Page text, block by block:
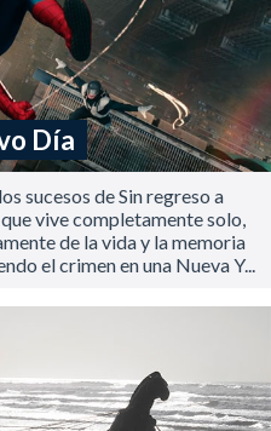
Día
sucesos de Sin regreso a
vive completamente solo,
de la vida y la memoria
el crimen en una Nueva Y...